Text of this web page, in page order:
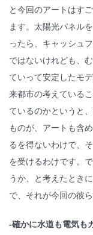
と今回のアートはす
ます。太陽光パネル
ったら、キャッシュ
ではないけれども、
ていって安定したモ
来都市の考えている
ているのかというと
ものが、アートも含
るを得ないわけで、
を受けるわけです。
うか、と考えたとき
で、それが今回の彼
-確かに水道も電気も